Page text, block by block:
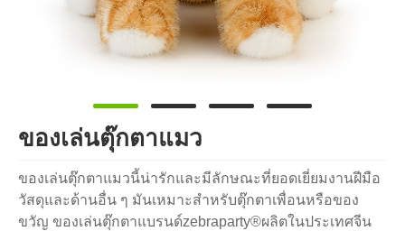
ของเล่นตุ๊กตาแมว
ของเล่นตุ๊กตาแมวนี้น่ารักและมีลักษณะที่ยอดเยี่ยมงานฝีมือ
วัสดุและด้านอื่น ๆ มันเหมาะสำหรับตุ๊กตาเพื่อนหรือของ
ขวัญ ของเล่นตุ๊กตาแบรนด์zebraparty®ผลิตในประเทศจีน